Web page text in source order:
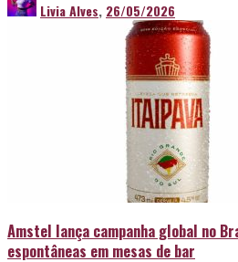
Livia Alves, 26/05/2026
Amstel lança campanha global no
espontâneas em mesas de bar